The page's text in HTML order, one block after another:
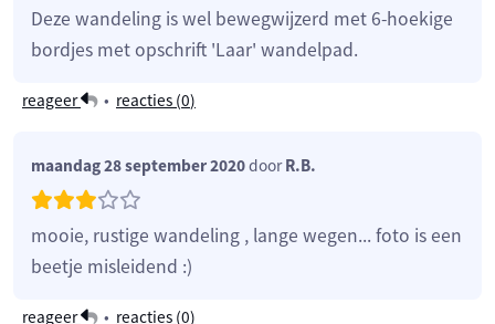
Deze wandeling is wel bewegwijzerd met 6-hoekige
bordjes met opschrift 'Laar' wandelpad.
reageer • reacties (0)
maandag 28 september 2020doorR.B.
mooie, rustige wandeling , lange wegen... foto is een
beetje misleidend :)
reageer • reacties (0)